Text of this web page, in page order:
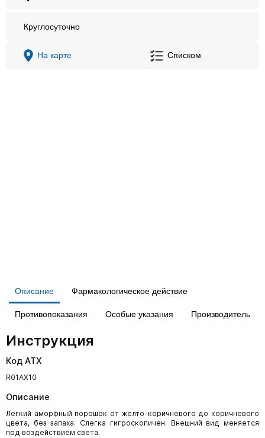
Круглосуточно
На карте Списком
Описание Фармакологическое действие
Противопоказания Особые указания Производитель
Инструкция
Код АТХ
R01AX10
Описание
Легкий аморфный порошок от желто-коричневого до коричневого
цвета, без запаха. Слегка гигроскопичен. Внешний вид меняется
под воздействием света.